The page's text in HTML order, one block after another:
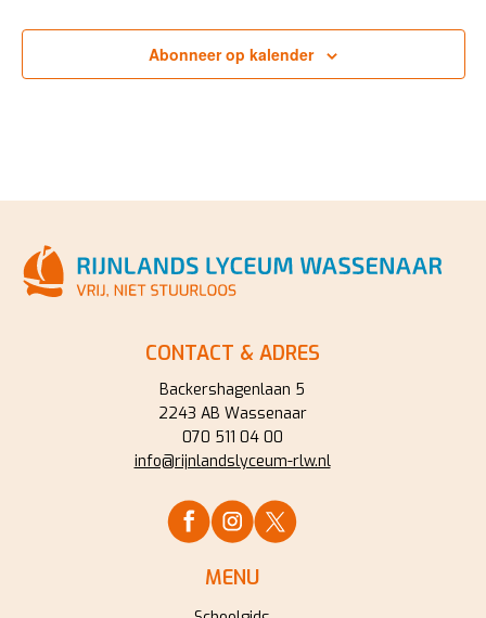
Abonneer op kalender
CONTACT & ADRES
Backershagenlaan 5
2243 AB Wassenaar
070 511 04 00
info@rijnlandslyceum-rlw.nl
MENU